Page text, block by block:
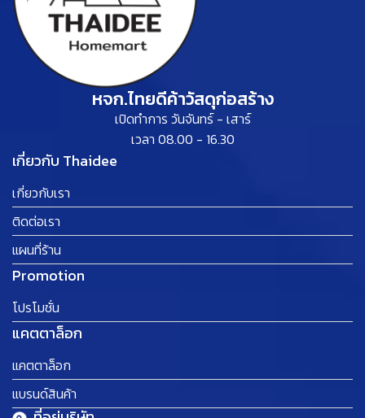
หจก.ไทยดีค้าวัสดุก่อสร้าง
เปิดทำการ วันจันทร์ - เสาร์
เวลา 08.00 - 16.30
เกี่ยวกับ Thaidee
เกี่ยวกับเรา
ติดต่อเรา
แผนที่ร้าน
Promotion
โปรโมชั่น
แคตตาล็อก
แคตตาล็อก
แบรนด์สินค้า